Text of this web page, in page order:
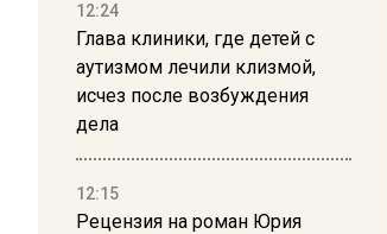
12:24
Глава клиники, где детей с
аутизмом лечили клизмой,
исчез после возбуждения
дела
12:15
Рецензия на роман Юрия